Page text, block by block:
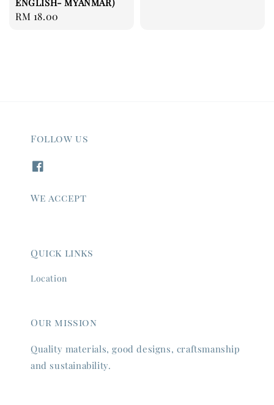
ENGLISH- MYANMAR)
Regular
RM 18.00
Follow us
We accept
Quick links
Location
Our mission
Quality materials, good designs, craftsmanship
and sustainability.